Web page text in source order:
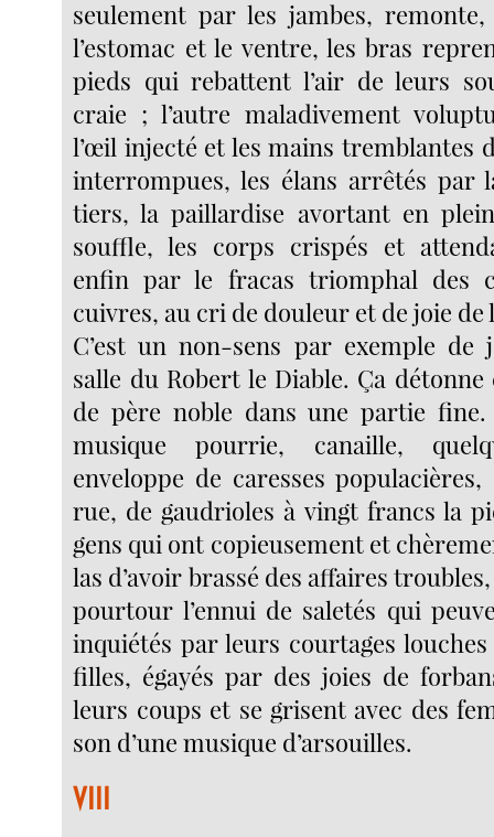
seulement par les jambes,
l’estomac et le ventre, les bras
pieds qui rebattent l’air de leurs
craie ; l’autre maladivement
l’œil injecté et les mains tremblantes
interrompues, les élans arrêtés par
tiers, la paillardise avortant en
souffle, les corps crispés et
enfin par le fracas triomphal des
cuivres, au cri de douleur et de joie de
C’est un non-sens par exemple de
salle du Robert le Diable. Ça
de père noble dans une partie
musique pourrie, canaille,
enveloppe de caresses
rue, de gaudrioles à vingt francs la
gens qui ont copieusement et
las d’avoir brassé des affaires
pourtour l’ennui de saletés qui
inquiétés par leurs courtages
filles, égayés par des joies de
leurs coups et se grisent avec des
son d’une musique d’arsouilles.
VIII